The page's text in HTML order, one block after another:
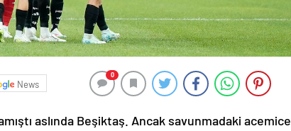
News
0
aslında Beşiktaş. Ancak savunmadaki acemice